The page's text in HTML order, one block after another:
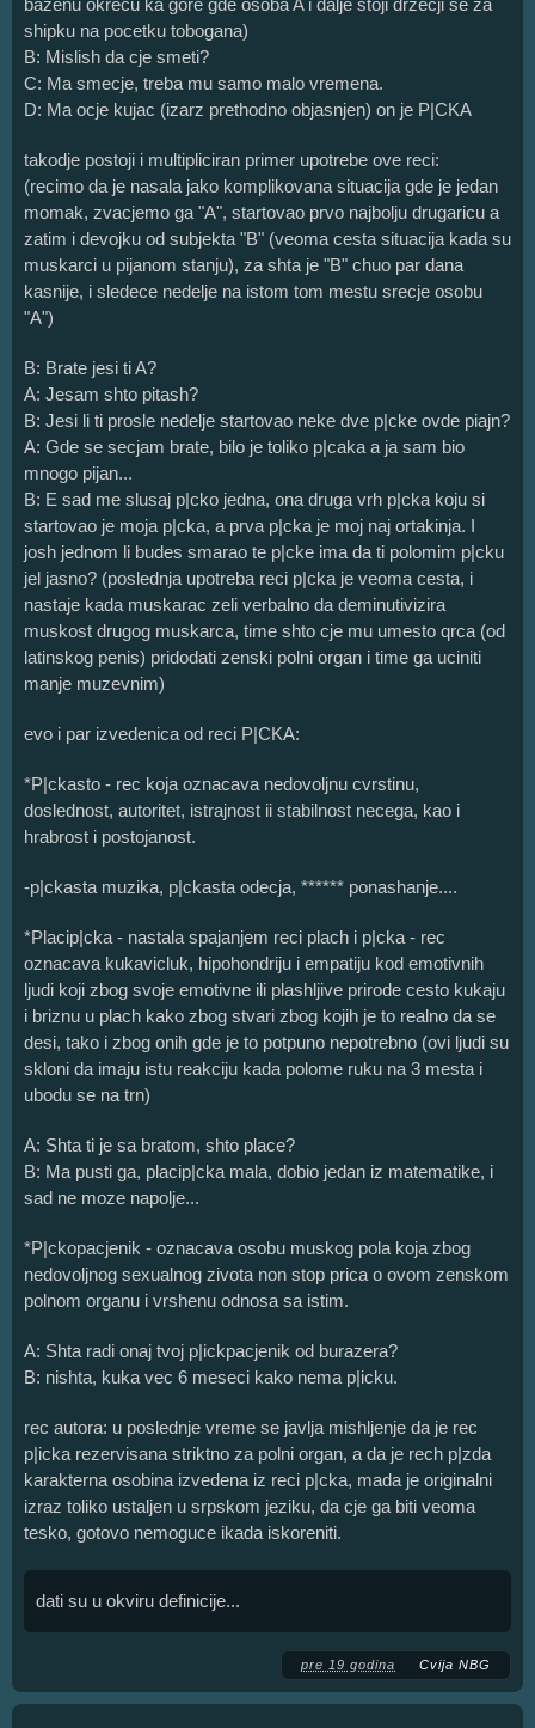
shipku na pocetku tobogana)
B: Mislish da cje smeti?
C: Ma smecje, treba mu samo malo vremena.
D: Ma ocje kujac (izarz prethodno objasnjen) on je P|CKA
takodje postoji i multipliciran primer upotrebe ove reci:
(recimo da je nasala jako komplikovana situacija gde je jedan
momak, zvacjemo ga "A", startovao prvo najbolju drugaricu a
zatim i devojku od subjekta "B" (veoma cesta situacija kada su
muskarci u pijanom stanju), za shta je "B" chuo par dana
kasnije, i sledece nedelje na istom tom mestu srecje osobu
"A")
B: Brate jesi ti A?
A: Jesam shto pitash?
B: Jesi li ti prosle nedelje startovao neke dve p|cke ovde piajn?
A: Gde se secjam brate, bilo je toliko p|caka a ja sam bio
mnogo pijan...
B: E sad me slusaj p|cko jedna, ona druga vrh p|cka koju si
startovao je moja p|cka, a prva p|cka je moj naj ortakinja. I
josh jednom li budes smarao te p|cke ima da ti polomim p|cku
jel jasno? (poslednja upotreba reci p|cka je veoma cesta, i
nastaje kada muskarac zeli verbalno da deminutivizira
muskost drugog muskarca, time shto cje mu umesto qrca (od
latinskog penis) pridodati zenski polni organ i time ga uciniti
manje muzevnim)
evo i par izvedenica od reci P|CKA:
*P|ckasto - rec koja oznacava nedovoljnu cvrstinu,
doslednost, autoritet, istrajnost ii stabilnost necega, kao i
hrabrost i postojanost.
-p|ckasta muzika, p|ckasta odecja, ****** ponashanje....
*Placip|cka - nastala spajanjem reci plach i p|cka - rec
oznacava kukavicluk, hipohondriju i empatiju kod emotivnih
ljudi koji zbog svoje emotivne ili plashljive prirode cesto kukaju
i briznu u plach kako zbog stvari zbog kojih je to realno da se
desi, tako i zbog onih gde je to potpuno nepotrebno (ovi ljudi su
skloni da imaju istu reakciju kada polome ruku na 3 mesta i
ubodu se na trn)
A: Shta ti je sa bratom, shto place?
B: Ma pusti ga, placip|cka mala, dobio jedan iz matematike, i
sad ne moze napolje...
*P|ckopacjenik - oznacava osobu muskog pola koja zbog
nedovoljnog sexualnog zivota non stop prica o ovom zenskom
polnom organu i vrshenu odnosa sa istim.
A: Shta radi onaj tvoj p|ickpacjenik od burazera?
B: nishta, kuka vec 6 meseci kako nema p|icku.
rec autora: u poslednje vreme se javlja mishljenje da je rec
p|icka rezervisana striktno za polni organ, a da je rech p|zda
karakterna osobina izvedena iz reci p|cka, mada je originalni
izraz toliko ustaljen u srpskom jeziku, da cje ga biti veoma
tesko, gotovo nemoguce ikada iskoreniti.
dati su u okviru definicije...
pre 19 godina Cvija NBG